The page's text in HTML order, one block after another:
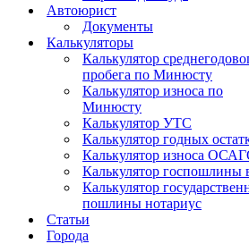
Автоюрист
Документы
Калькуляторы
Калькулятор
пробега по Минюсту
Калькулятор износа по
Минюсту
Калькулятор УТС
Калькулятор годных
Калькулятор износа
Калькулятор госпошлины
Калькулятор
пошлины нотариус
Статьи
Города